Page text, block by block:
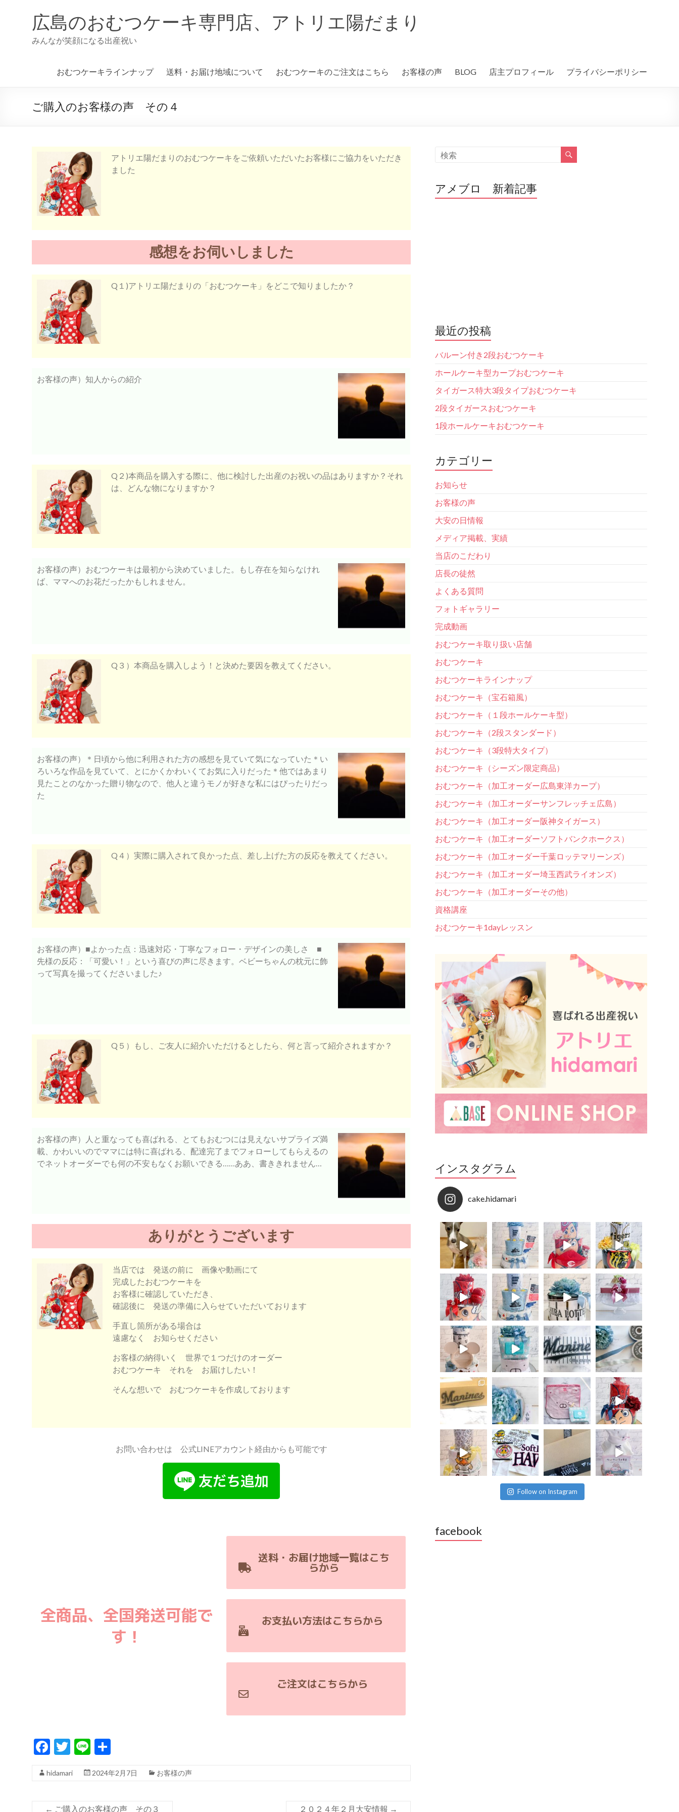
広島のおむつケーキ専門店、アトリエ陽だまり
みんなが笑顔になる出産祝い
おむつケーキラインナップ 送料・お届け地域について おむつケーキのご注文はこちら お客様の声 BLOG 店主プロフィール プライバシーポリシー
ご購入のお客様の声 その４
アトリエ陽だまりのおむつケーキをご依頼いただいたお客様にご協力をいただき
ました
感想をお伺いしました
Q１)アトリエ陽だまりの「おむつケーキ」をどこで知りましたか？
お客様の声）知人からの紹介
Q２)本商品を購入する際に、他に検討した出産のお祝いの品はありますか？それ
は、どんな物になりますか？
お客様の声）おむつケーキは最初から決めていました。もし存在を知らなけれ
ば、ママへのお花だったかもしれません。
Q３）本商品を購入しよう！と決めた要因を教えてください。
お客様の声）＊日頃から他に利用された方の感想を見ていて気になっていた＊い
ろいろな作品を見ていて、とにかくかわいくてお気に入りだった＊他ではあまり
見たことのなかった贈り物なので、他人と違うモノが好きな私にはぴったりだっ
た
Q４）実際に購入されて良かった点、差し上げた方の反応を教えてください。
お客様の声）■よかった点：迅速対応・丁寧なフォロー・デザインの美しさ ■
先様の反応：「可愛い！」という喜びの声に尽きます。ベビーちゃんの枕元に飾
って写真を撮ってくださいました♪
Q５）もし、ご友人に紹介いただけるとしたら、何と言って紹介されますか？
お客様の声）人と重なっても喜ばれる、とてもおむつには見えないサプライズ満
載、かわいいのでママには特に喜ばれる、配達完了までフォローしてもらえるの
でネットオーダーでも何の不安もなくお願いできる……ああ、書ききれません…
ありがとうございます
当店では 発送の前に 画像や動画にて
完成したおむつケーキを
お客様に確認していただき、
確認後に 発送の準備に入らせていただいております
手直し箇所がある場合は
遠慮なく お知らせください
お客様の納得いく 世界で１つだけのオーダー
おむつケーキ それを お届けしたい！
そんな想いで おむつケーキを作成しております
お問い合わせは 公式LINEアカウント経由からも可能です
全商品、全国発送可能で
す！
送料・お届け地域一覧はこち
らから
お支払い方法はこちらから
ご注文はこちらから
F
e
T
itt
Li
e
hidamari 2024年2月7日 お客様の声
← ご購入のお客様の声 その３ ２０２４年２月大安情報 →
アメブロ 新着記事
最近の投稿
バルーン付き2段おむつケーキ
ホールケーキ型カープおむつケーキ
タイガース特大3段タイプおむつケーキ
2段タイガースおむつケーキ
1段ホールケーキおむつケーキ
カテゴリー
お知らせ
お客様の声
大安の日情報
メディア掲載、実績
当店のこだわり
店長の徒然
よくある質問
フォトギャラリー
完成動画
おむつケーキ取り扱い店舗
おむつケーキ
おむつケーキラインナップ
おむつケーキ（宝石箱風）
おむつケーキ（１段ホールケーキ型）
おむつケーキ（2段スタンダード）
おむつケーキ（3段特大タイプ）
おむつケーキ（シーズン限定商品）
おむつケーキ（加工オーダー広島東洋カープ）
おむつケーキ（加工オーダーサンフレッチェ広島）
おむつケーキ（加工オーダー阪神タイガース）
おむつケーキ（加工オーダーソフトバンクホークス）
おむつケーキ（加工オーダー千葉ロッテマリーンズ）
おむつケーキ（加工オーダー埼玉西武ライオンズ）
おむつケーキ（加工オーダーその他）
資格講座
おむつケーキ1dayレッスン
インスタグラム
cake.hidamari
Follow on Instagram
facebook